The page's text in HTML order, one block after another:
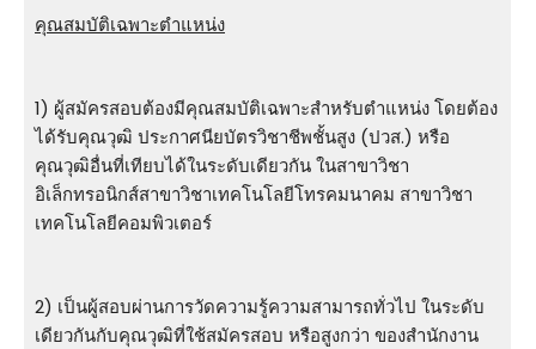
คุณสมบัติเฉพาะตำแหน่ง
1) ผู้สมัครสอบต้องมีคุณสมบัติเฉพาะสําหรับตําแหน่ง โดยต้อง
ได้รับคุณวุฒิ ประกาศนียบัตรวิชาชีพชั้นสูง (ปวส.) หรือ
คุณวุฒิอื่นที่เทียบได้ในระดับเดียวกัน ในสาขาวิชา
อิเล็กทรอนิกส์สาขาวิชาเทคโนโลยีโทรคมนาคม สาขาวิชา
เทคโนโลยีคอมพิวเตอร์
2) เป็นผู้สอบผ่านการวัดความรู้ความสามารถทั่วไป ในระดับ
เดียวกันกับคุณวุฒิที่ใช้สมัครสอบ หรือสูงกว่า ของสำนักงาน